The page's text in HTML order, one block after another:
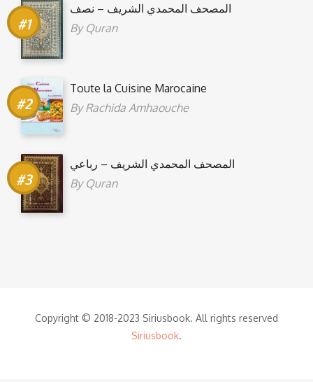
المصحف المحمدي الشريف – نصف
By Quran
Toute la Cuisine Marocaine
ByRachida Amhaouche
المصحف المحمدي الشريف – رباعي
By Quran
Copyright © 2018-2023 Siriusbook. All rights reserved
Siriusbook.